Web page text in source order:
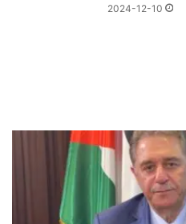
2024-12-10